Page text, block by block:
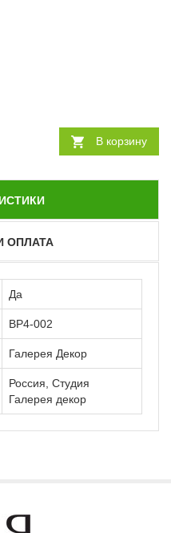
В корзину
ОПЛАТА
Да
ВР4-002
Галерея Декор
Россия, Студия
Галерея декор